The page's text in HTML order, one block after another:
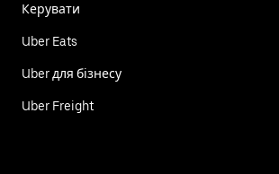
Керувати
Uber Eats
Uber для бізнесу
Uber Freight